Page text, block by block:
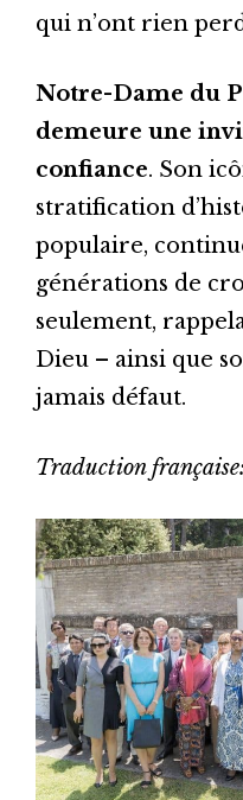
qui n’ont rien
Notre-Dame du
demeure une
confiance. Son
stratification
populaire,
générations de
seulement,
Dieu – ainsi que
jamais défaut.
Traduction française: